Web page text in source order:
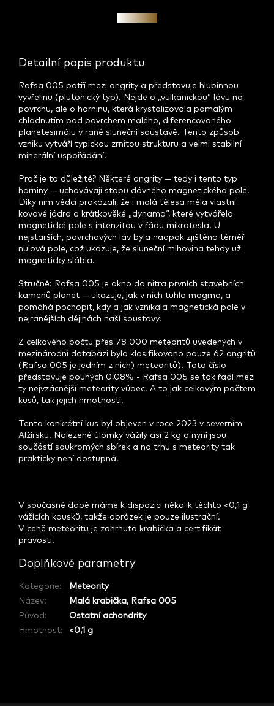
Detailní popis produktu
Rafsa 005 patří mezi angrity a představuje hlubinnou
vyvřelinu (plutonický typ). Nejde o „vulkanickou“ lávu na
povrchu, ale o horninu, která krystalizovala pomalým
chladnutím pod povrchem malého, diferencovaného
planetesimálu v rané sluneční soustavě. Tento způsob
vzniku vytváří typickou zrnitou strukturu a velmi stabilní
minerální uspořádání.
Proč je to důležité? Některé angrity — tedy i tento typ
horniny — uchovávají stopu dávného magnetického pole.
Díky nim vědci prokázali, že i malá tělesa měla vlastní
kovové jádro a krátkověké „dynamo“, které vytvářelo
magnetické pole s intenzitou v řádu mikrotesla. U
nejstarších, povrchových láv byla naopak zjištěna téměř
nulová pole, což ukazuje, že sluneční mlhovina tehdy už
magneticky slábla.
Stručně: Rafsa 005 je okno do nitra prvních stavebních
kamenů planet — ukazuje, jak v nich tuhla magma, a
pomáhá pochopit, kdy a jak vznikala magnetická pole v
nejranějších dějinách naší soustavy.
Z celkového počtu přes 78 000 meteoritů uvedených v
mezinárodní databázi bylo klasifikováno pouze 62 angritů
(Rafsa 005 je jedním z nich) meteoritů). Toto číslo
představuje pouhých 0,08% - Rafsa 005 se tak řadí mezi
ty nejvzácnější meteority vůbec. A to jak celkovým počtem
kusů, tak jejich hmotností.
Tento konkrétní kus byl objeven v roce 2023 v severním
Alžírsku. Nalezené úlomky vážily asi 2 kg a nyní jsou
součástí soukromých sbírek a na trhu s meteority tak
prakticky není dostupná.
V současné době máme k dispozici několik těchto <0,1 g
vážících kousků, takže obrázek je pouze ilustrační.
V ceně meteoritu je zahrnuta krabička a certifikát
pravosti.
Doplňkové parametry
Kategorie:
Meteority
Název:
Malá krabička, Rafsa 005
Původ :
Ostatní achondrity
Hmotnost: <0,1 g